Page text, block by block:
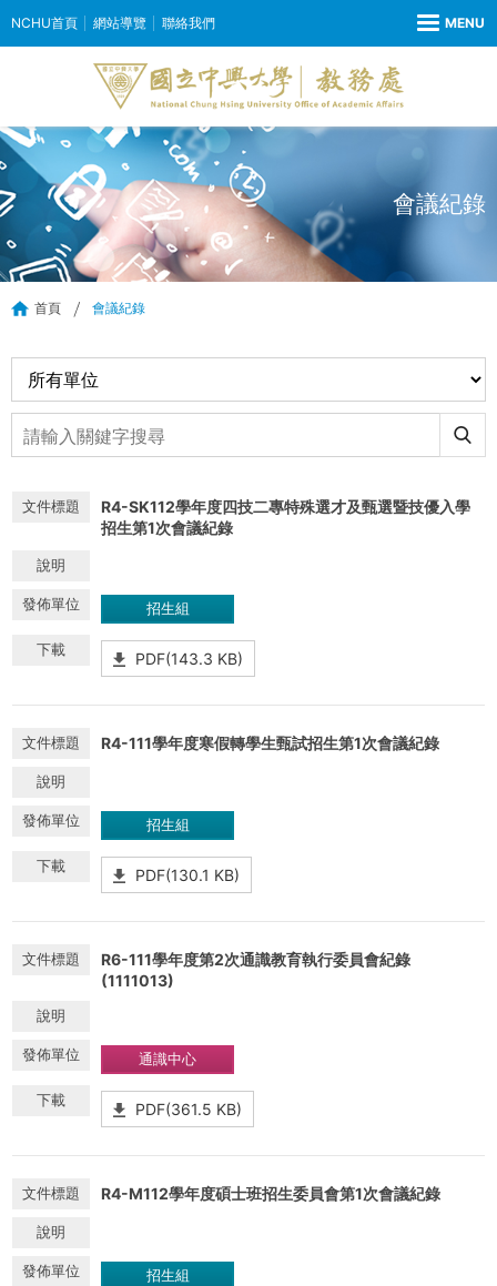
NCHU首頁 網站導覽 聯絡我們
會議紀錄
首頁 會議紀錄
R4-SK112學年度四技二專特殊選才及甄選暨技優入學
招生第1次會議紀錄
招生組
PDF(143.3 KB)
R4-111學年度寒假轉學生甄試招生第1次會議紀錄
招生組
PDF(130.1 KB)
R6-111學年度第2次通識教育執行委員會紀錄
(1111013)
通識中心
PDF(361.5 KB)
R4-M112學年度碩士班招生委員會第1次會議紀錄
招生組